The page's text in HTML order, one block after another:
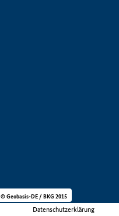
Datenschutzerklärung
© Geobasis-DE / BKG 2015